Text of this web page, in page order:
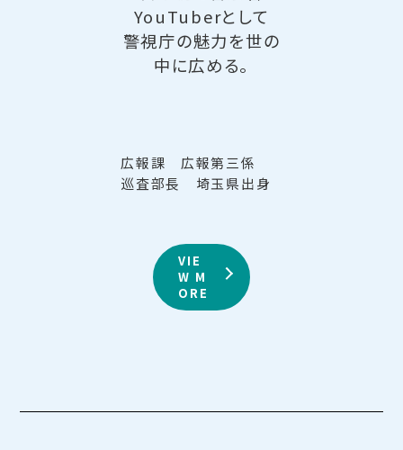
YouTuberとして
警視庁の魅力を世の
中に広める。
広報課 広報第三係
巡査部長 埼玉県出身
VIE
W M
ORE